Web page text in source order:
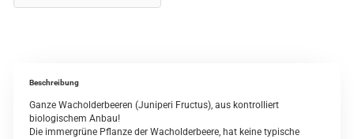
Beschreibung
Ganze Wacholderbeeren (Juniperi Fructus), aus kontrolliert
biologischem Anbau!
Die immergrüne Pflanze der Wacholderbeere, hat keine typische